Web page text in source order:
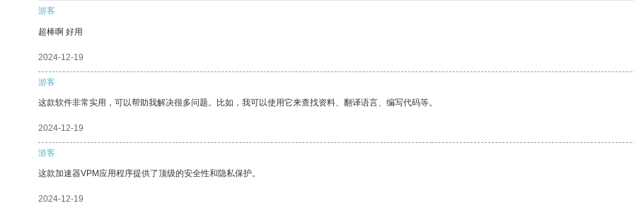
游客
超棒啊 好用
2024-12-19
游客
这款软件非常实用，可以帮助我解决很多问题。比如，我可以使用它来查找资料、翻译语言、编写代码等。
2024-12-19
游客
这款加速器VPM应用程序提供了顶级的安全性和隐私保护。
2024-12-19